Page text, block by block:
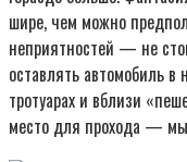
шире, чем можно
неприятностей — не
оставлять автомобиль в
тротуарах и вблизи
место для прохода —